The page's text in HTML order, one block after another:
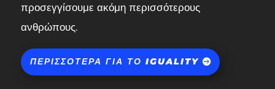
προσεγγίσουμε ακόμη περισσότερους
ανθρώπους.
ΠΕΡΙΣΣΌΤΕΡΑ ΓΙΑ ΤΟ IGUALITY